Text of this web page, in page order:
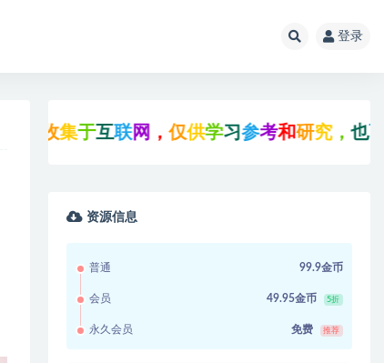
登录
互联网，仅供学习参考和研究，也可能存在
资源信息
普通 99.9金币
会员 49.95金币 5折
永久会员 免费 推荐